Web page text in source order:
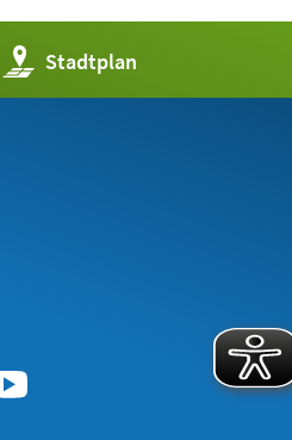
Stadtplan
(Öffnet
in
einem